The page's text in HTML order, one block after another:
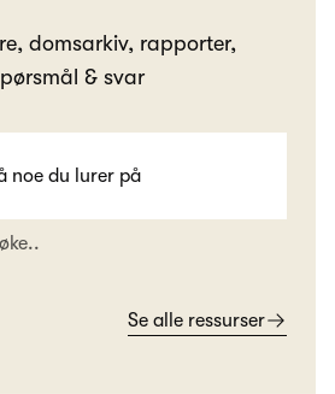
domsarkiv, rapporter,
& svar
Se alle ressurser